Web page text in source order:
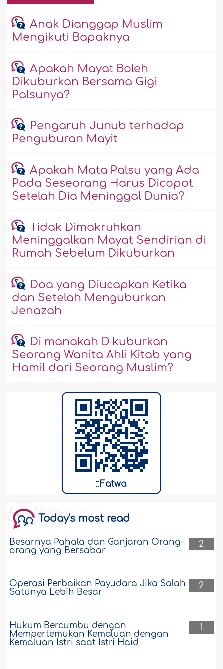
Anak Dianggap Muslim
Mengikuti Bapaknya
Apakah Mayat Boleh
Dikuburkan Bersama Gigi
Palsunya?
Pengaruh Junub terhadap
Penguburan Mayit
Apakah Mata Palsu yang Ada
Pada Seseorang Harus Dicopot
Setelah Dia Meninggal Dunia?
Tidak Dimakruhkan
Meninggalkan Mayat Sendirian di
Rumah Sebelum Dikuburkan
Doa yang Diucapkan Ketika
dan Setelah Menguburkan
Jenazah
Di manakah Dikuburkan
Seorang Wanita Ahli Kitab yang
Hamil dari Seorang Muslim?
Fatwa
Today's most read
2
Besarnya Pahala dan Ganjaran Orang-
orang yang Bersabar
2
Operasi Perbaikan Payudara Jika Salah
Satunya Lebih Besar
1
Hukum Bercumbu dengan
Mempertemukan Kemaluan dengan
Kemaluan Istri saat Istri Haid